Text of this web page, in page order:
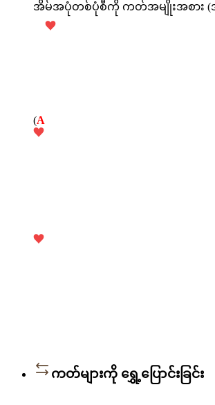
အိမ်အပုံတစ်ပုံစီကို ကတ်အမျိုးအစား
(A
ကတ်များကို ရွှေ့ပြောင်းခြင်း